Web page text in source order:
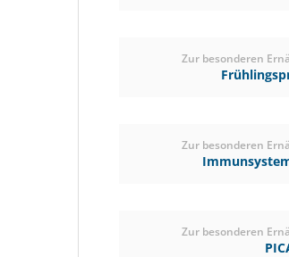
Zur besonderen
Zur besonderen
Zur besonderen